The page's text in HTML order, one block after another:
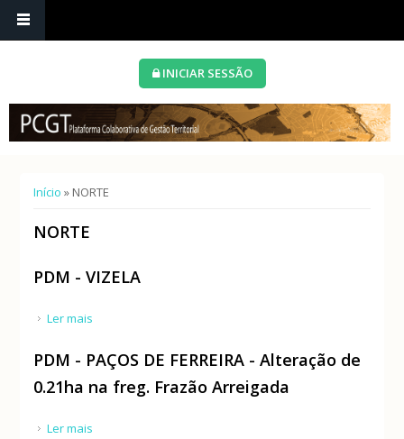
INICIAR SESSÃO
Está aqui
Início » NORTE
NORTE
PDM - VIZELA
Ler mais
PDM - PAÇOS DE FERREIRA - Alteração de
0.21ha na freg. Frazão Arreigada
Ler mais